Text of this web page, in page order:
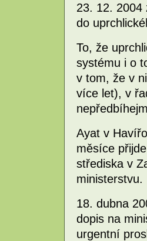
23. 12. 2004
do
To, že
systému i o
v tom, že v
více let), v
Ayat v
měsíce
střediska v
ministerstvu.
18. dubna
dopis na
urgentní